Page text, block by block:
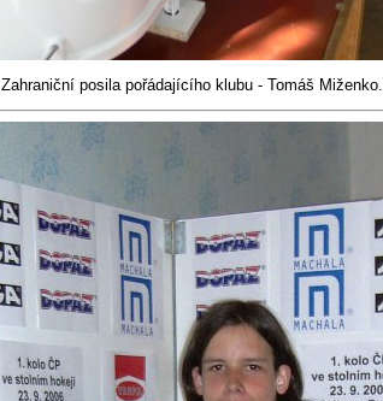
Zahraniční posila pořádajícího klubu - Tomáš Miženko.